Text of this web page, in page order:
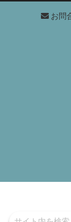
お問